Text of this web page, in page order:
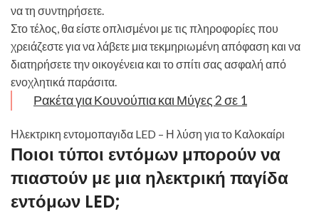
να τη συντηρήσετε.
Στο τέλος, θα είστε οπλισμένοι με τις πληροφορίες που
χρειάζεστε για να λάβετε μια τεκμηριωμένη απόφαση και να
διατηρήσετε την οικογένεια και το σπίτι σας ασφαλή από
ενοχλητικά παράσιτα.
Ρακέτα για Κουνούπια και Μύγες 2 σε 1
Ηλεκτρικη εντομοπαγιδα LED – Η λύση για το Καλοκαίρι
Ποιοι τύποι εντόμων μπορούν να
πιαστούν με μια ηλεκτρική παγίδα
εντόμων LED;